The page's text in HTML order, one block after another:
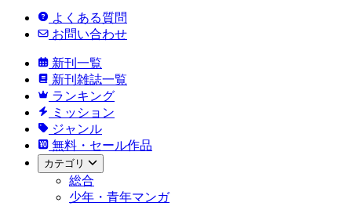
よくある質問
お問い合わせ
新刊一覧
新刊雑誌一覧
ランキング
ミッション
ジャンル
無料・セール作品
カテゴリ
総合
少年・青年マンガ